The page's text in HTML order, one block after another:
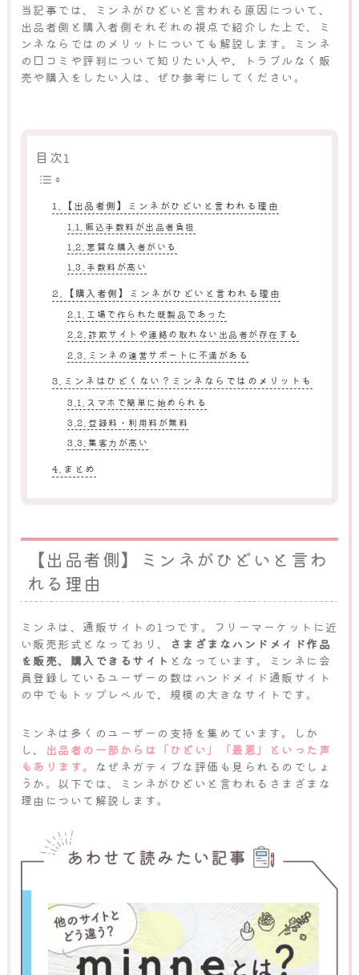
当記事では、ミンネがひどいと言われる原因について、
出品者側と購入者側それぞれの視点で紹介した上で、ミ
ンネならではのメリットについても解説します。ミンネ
の口コミや評判について知りたい人や、トラブルなく販
売や購入をしたい人は、ぜひ参考にしてください。
目次1
【出品者側】ミンネがひどいと言われる理由
振込手数料が出品者負担
悪質な購入者がいる
手数料が高い
【購入者側】ミンネがひどいと言われる理由
工場で作られた既製品であった
詐欺サイトや連絡の取れない出品者が存在する
ミンネの運営サポートに不満がある
ミンネはひどくない？ミンネならではのメリットも
スマホで簡単に始められる
登録料・利用料が無料
集客力が高い
まとめ
【出品者側】ミンネがひどいと言わ
れる理由
ミンネは、通販サイトの1つです。フリーマーケットに近
い販売形式となっており、
さまざまなハンドメイド作品
を販売、購入できるサイト となっています。ミンネに会
員登録しているユーザーの数はハンドメイド通販サイト
の中でもトップレベルで、規模の大きなサイトです。
ミンネは多くのユーザーの支持を集めています。しか
し、
出品者の一部からは「ひどい」「最悪」といった声
もあります。
なぜネガティブな評価も見られるのでしょ
うか。以下では、ミンネがひどいと言われるさまざまな
理由について解説します。